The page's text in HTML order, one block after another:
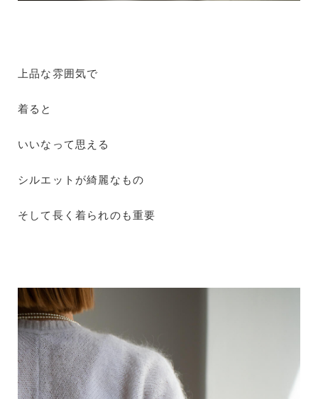
上品な雰囲気で
着ると
いいなって思える
シルエットが綺麗なもの
そして長く着られのも重要